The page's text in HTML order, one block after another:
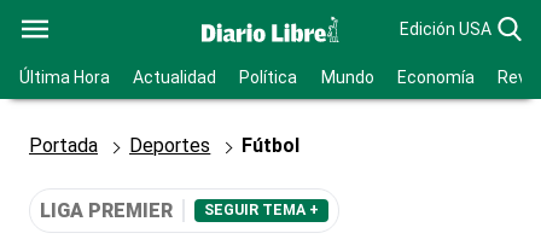
Edición USA
Última Hora Actualidad Política Mundo Economía
Portada Deportes Fútbol
LIGA PREMIER SEGUIR TEMA +